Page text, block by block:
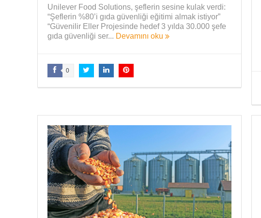
Unilever Food Solutions, şeflerin sesine kulak verdi:
“Şeflerin %80’i gıda güvenliği eğitimi almak istiyor”
“Güvenilir Eller Projesinde hedef 3 yılda 30.000 şefe
gıda güvenliği ser... Devamını oku
0